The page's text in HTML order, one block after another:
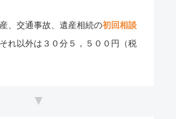
、交通事故、遺産相続の初回相談
れ以外は３０分５，５００円（税